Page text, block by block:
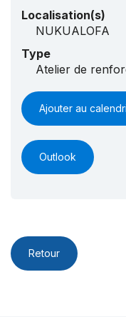
Localisation(s)
NUKUALOFA
Type
Atelier de
Ajouter au
Outlook
Retour